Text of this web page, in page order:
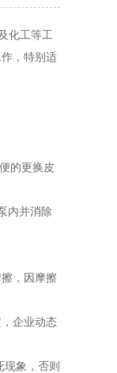
化工等工
，特别适
的更换皮
内并消除
，因摩擦
企业动态
象，否则